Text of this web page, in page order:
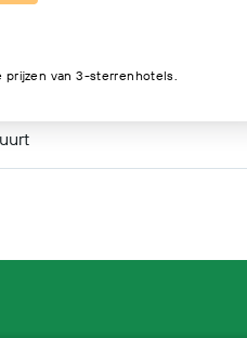
prijzen van 3-sterrenhotels.